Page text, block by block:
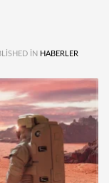
IN HABERLER